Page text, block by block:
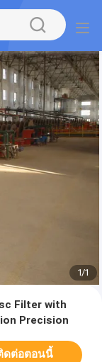
1/1
Filter with
Precision
ดต่อตอนนี้